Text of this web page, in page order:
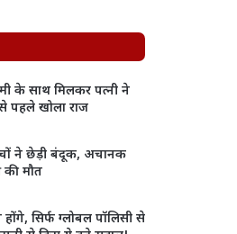
के साथ मिलकर पत्नी ने
पहले खोला राज
ने छेड़ी बंदूक, अचानक
की मौत
सिर्फ ग्लोबल पॉलिसी से